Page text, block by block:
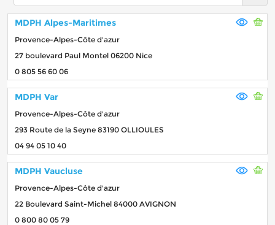
MDPH Alpes-Maritimes
Provence-Alpes-Côte d'azur
27 boulevard Paul Montel 06200 Nice
0 805 56 60 06
MDPH Var
Provence-Alpes-Côte d'azur
293 Route de la Seyne 83190 OLLIOULES
04 94 05 10 40
MDPH Vaucluse
Provence-Alpes-Côte d'azur
22 Boulevard Saint-Michel 84000 AVIGNON
0 800 80 05 79